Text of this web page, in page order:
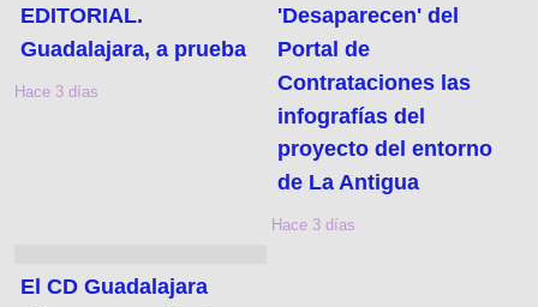
EDITORIAL.
Guadalajara, a prueba
Hace 3 días
'Desaparecen' del
Portal de
Contrataciones las
infografías del
proyecto del entorno
de La Antigua
Hace 3 días
El CD Guadalajara